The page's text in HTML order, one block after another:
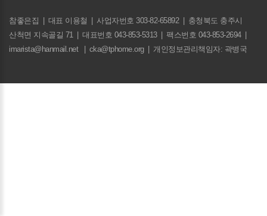
참좋은집 대표 이용철 사업자번호 303-82-65892
충청북도 충주시
산척면 지속골길 71
대표번호 043-853-5313 팩스번호 043-853-2694
imarista@hanmail.net
cka@tphome.org 개인정보관리책임자: 곽병국